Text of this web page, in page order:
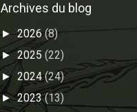
Archives du blog
►2026(8)
►2025 (22)
► 2024(24)
►2023(13)